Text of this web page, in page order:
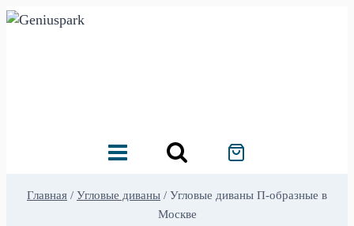
Перейти
Главная / Угловые диваны / Угловые диваны П-образные в
Москве